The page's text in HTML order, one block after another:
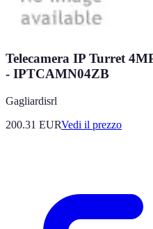
Telecamera IP Turret
- IPTCAMN04ZB
Gagliardisrl
200.31 EURVedi il prezzo